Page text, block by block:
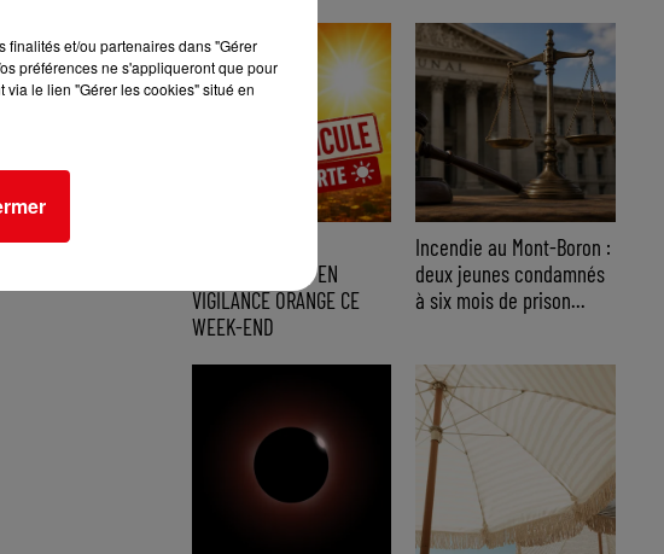
DÉPARTEMENTS EN
VIGILANCE ORANGE CE
WEEK-END
Incendie au Mont-Boron :
deux jeunes condamnés
à six mois de prison...
finalités et/ou partenaires dans "Gérer
préférences ne s'appliqueront que pour
via le lien "Gérer les cookies" situé en